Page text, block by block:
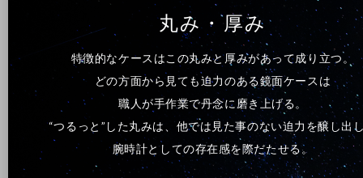
丸み・厚み
特徴的なケースはこの丸みと厚みがあって成り立つ。
どの方面から見ても迫力のある鏡面ケースは
職人が手作業で丹念に磨き上げる。
“つるっと”した丸みは、他では見た事のない迫力を醸し出
腕時計としての存在感を際だたせる。